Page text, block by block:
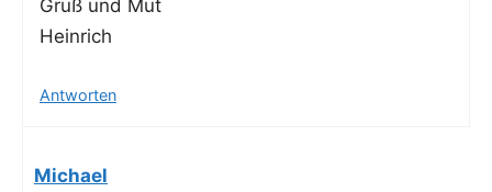
Gruß und Mut
Heinrich
Antworten
Michael